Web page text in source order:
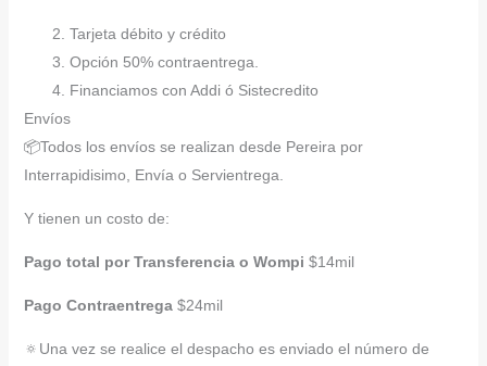
Tarjeta débito y crédito
Opción 50% contraentrega.
Financiamos con Addi ó Sistecredito
Envíos
📦Todos los envíos se realizan desde Pereira por
Interrapidisimo, Envía o Servientrega.
Y tienen un costo de:
Pago total por Transferencia o Wompi $14mil
Pago Contraentrega$24mil
🔅Una vez se realice el despacho es enviado el número de